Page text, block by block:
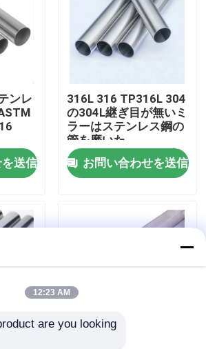
い
イル
ンレ
送信
316L 316 TP316L 304
の304L継ぎ目が無いミ
ラーはステンレス鋼の
管を磨いた
お問い合わせを送信
テ
12:23 AM
are you looking